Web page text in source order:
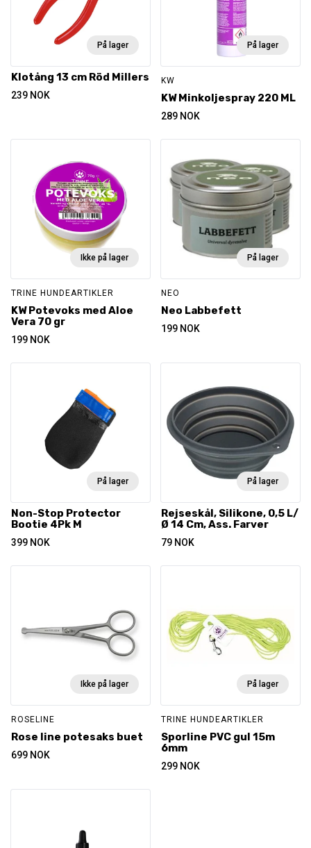
På lager
Klotång 13 cm Röd Millers
239 NOK
På lager
KW
KW Minkoljespray 220 ML
289 NOK
Ikke på lager
TRINE HUNDEARTIKLER
KW Potevoks med Aloe
Vera 70 gr
199 NOK
På lager
NEO
Neo Labbefett
199 NOK
På lager
Non-Stop Protector
Bootie 4Pk M
399 NOK
På lager
Rejseskål, Silikone, 0,5 L/
Ø 14 Cm, Ass. Farver
79 NOK
Ikke på lager
ROSELINE
Rose line potesaks buet
699 NOK
På lager
TRINE HUNDEARTIKLER
Sporline PVC gul 15m
6mm
299 NOK